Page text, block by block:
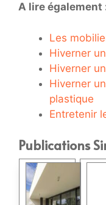
A lire également
Les
Hiverner
Hiverner
Hiverner
plastique
Entretenir
Publications